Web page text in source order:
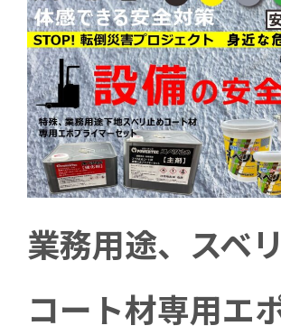
業務用途、スベ
コート材専用エ